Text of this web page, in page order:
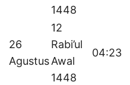
1448
26
Agustus
12
Rabi’ul
Awal
1448
04:23